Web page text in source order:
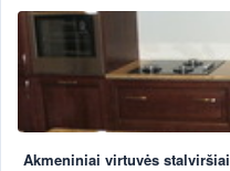
Akmeniniai virtuvės stalviršiai